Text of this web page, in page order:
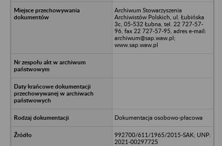
Archiwum Stowarzyszenia
Archiwistów Polskich, ul. Łubińska
3c, 05-532 Łubna, tel. 22 727-57-
96, fax 22 727-57-95, adres e-mail:
archiwum@sap.waw.pl;
www.sap.waw.pl
Dokumentacja osobowo-płacowa
992700/611/1965/2015-SAK; UNP:
2021-00297725